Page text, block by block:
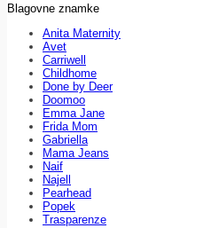
Blagovne znamke
Anita Maternity
Avet
Carriwell
Childhome
Done by Deer
Doomoo
Emma Jane
Frida Mom
Gabriella
Mama Jeans
Naif
Najell
Pearhead
Popek
Trasparenze